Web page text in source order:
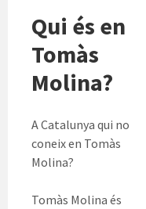
Qui és en
Tomàs
Molina?
A Catalunya qui no
coneix en Tomàs
Molina?
Tomàs Molina és